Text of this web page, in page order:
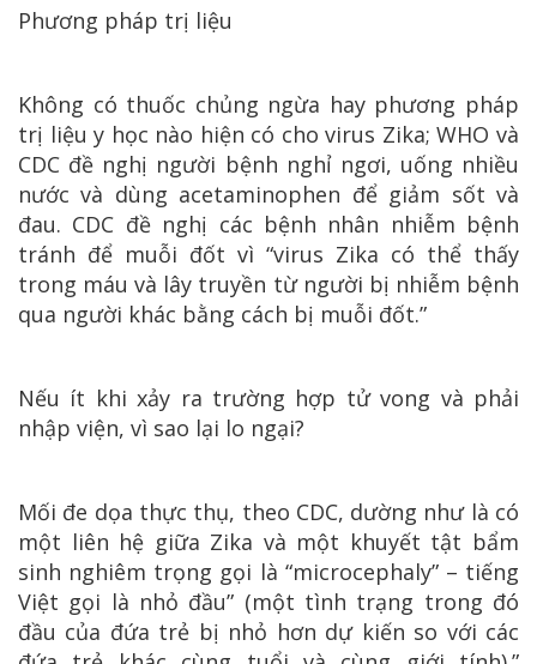
Phương pháp trị liệu
Không có thuốc chủng ngừa hay phương pháp
trị liệu y học nào hiện có cho virus Zika; WHO và
CDC đề nghị người bệnh nghỉ ngơi, uống nhiều
nước và dùng acetaminophen để giảm sốt và
đau. CDC đề nghị các bệnh nhân nhiễm bệnh
tránh để muỗi đốt vì “virus Zika có thể thấy
trong máu và lây truyền từ người bị nhiễm bệnh
qua người khác bằng cách bị muỗi đốt.”
Nếu ít khi xảy ra trường hợp tử vong và phải
nhập viện, vì sao lại lo ngại?
Mối đe dọa thực thụ, theo CDC, dường như là có
một liên hệ giữa Zika và một khuyết tật bẩm
sinh nghiêm trọng gọi là “microcephaly” – tiếng
Việt gọi là nhỏ đầu” (một tình trạng trong đó
đầu của đứa trẻ bị nhỏ hơn dự kiến so với các